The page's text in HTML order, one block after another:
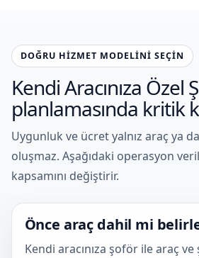
DOĞRU HIZMET MODELINI SEÇIN
Kendi Aracınıza
planlamasında kritik
Uygunluk ve ücret yalnız araç ya
oluşmaz. Aşağıdaki operasyon
kapsamını değiştirir.
Önce araç dahil mi
Kendi aracınıza şoför ile araç